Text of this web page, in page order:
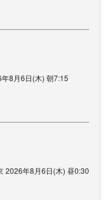
8月6日(木) 朝7:15
2026年8月6日(木) 昼0:30